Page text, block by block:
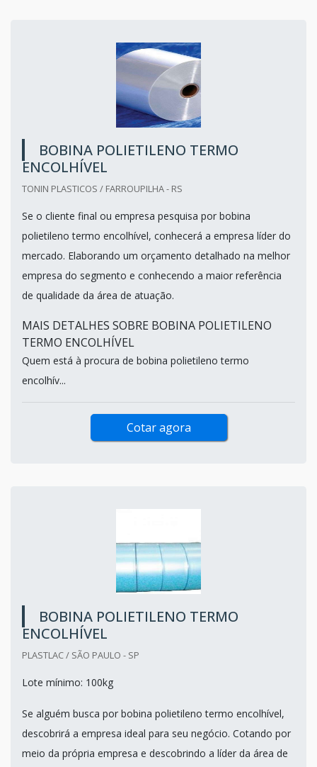
BOBINA POLIETILENO TERMO
ENCOLHÍVEL
TONIN PLASTICOS / FARROUPILHA - RS
Se o cliente final ou empresa pesquisa por bobina
polietileno termo encolhível, conhecerá a empresa líder do
mercado. Elaborando um orçamento detalhado na melhor
empresa do segmento e conhecendo a maior referência
de qualidade da área de atuação.
MAIS DETALHES SOBRE BOBINA POLIETILENO
TERMO ENCOLHÍVEL
Quem está à procura de bobina polietileno termo
encolhív...
Cotar agora
BOBINA POLIETILENO TERMO
ENCOLHÍVEL
PLASTLAC / SÃO PAULO - SP
Lote mínimo: 100kg
Se alguém busca por bobina polietileno termo encolhível,
descobrirá a empresa ideal para seu negócio. Cotando por
meio da própria empresa e descobrindo a líder da área de